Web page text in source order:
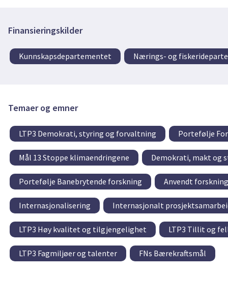
Finansieringskilder
Kunnskapsdepartementet Nærings- og
Temaer og emner
LTP3 Demokrati, styring og forvaltning Portefølje
Mål 13 Stoppe klimaendringene Demokrati, makt og
Portefølje Banebrytende forskning Anvendt forskning
Internasjonalisering Internasjonalt
LTP3 Høy kvalitet og tilgjengelighet LTP3 Tillit og
LTP3 Fagmiljøer og talenter FNs Bærekraftsmål